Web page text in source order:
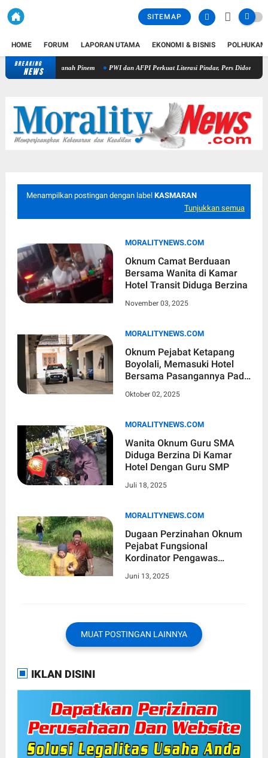
SITEMAP
HOME FORUM LAPORAN UTAMA EKONOMI & BISNIS POLHUKAM
BREAKING
NEWS Kapolres Dairi Ungkap Penganiayaan Berujung Maut di Tanah Pinem
Menampilkan postingan dengan label KASMARAN
Tunjukkan semua
MORALITYNEWS.COM
Oknum Camat Berduaan
Bersama Wanita di Kamar
Hotel Transit Diduga Berzina
November 03, 2025
MORALITYNEWS.COM
Oknum Pejabat Ketapang
Boyolali, Memasuki Hotel
Bersama Pasangannya Pada
Oktober 02, 2025
MORALITYNEWS.COM
Wanita Oknum Guru SMA
Diduga Berzina Di Kamar
Hotel Dengan Guru SMP
Juli 18, 2025
MORALITYNEWS.COM
Dugaan Perzinahan Oknum
Pejabat Fungsional
Kordinator Pengawas
Bersama Wanita ASN
Juni 13, 2025
MUAT POSTINGAN LAINNYA
IKLAN DISINI